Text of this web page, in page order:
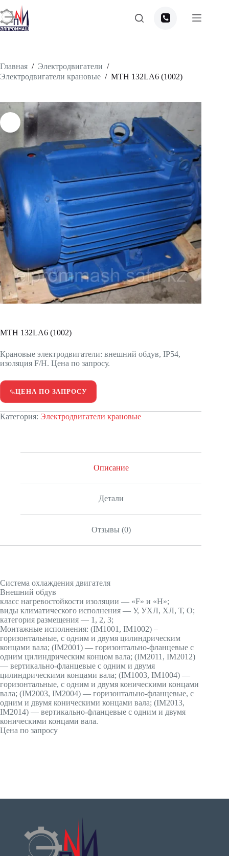
Перейти
к
сути
Главная / Электродвигатели /
Электродвигатели крановые / MTH 132LА6 (1002)
MTH 132LА6 (1002)
Крановые электродвигатели: внешний обдув, IP54,
изоляция F/H. Цена по запросу.
ЦЕНА ПО ЗАПРОСУ
Категория: Электродвигатели крановые
Описание
Детали
Отзывы (0)
Система охлаждения двигателя
Внешний обдув
класс нагревостойкости изоляции — «F» и «H»;
виды климатического исполнения — У, УХЛ, ХЛ, Т, О;
категория размещения — 1, 2, 3;
Монтажные исполнения: (IМ1001, IМ1002) –
горизонтальные, с одним и двумя цилиндрическим
концами вала; (IМ2001) — горизонтально-фланцевые с
одним цилиндрическим концом вала; (IМ2011, IМ2012)
— вертикально-фланцевые с одним и двумя
цилиндрическими концами вала; (IМ1003, IМ1004) —
горизонтальные, с одним и двумя коническими концами
вала; (IМ2003, IМ2004) — горизонтально-фланцевые, с
одним и двумя коническими концами вала; (IМ2013,
IМ2014) — вертикально-фланцевые с одним и двумя
коническими концами вала.
Цена по запросу